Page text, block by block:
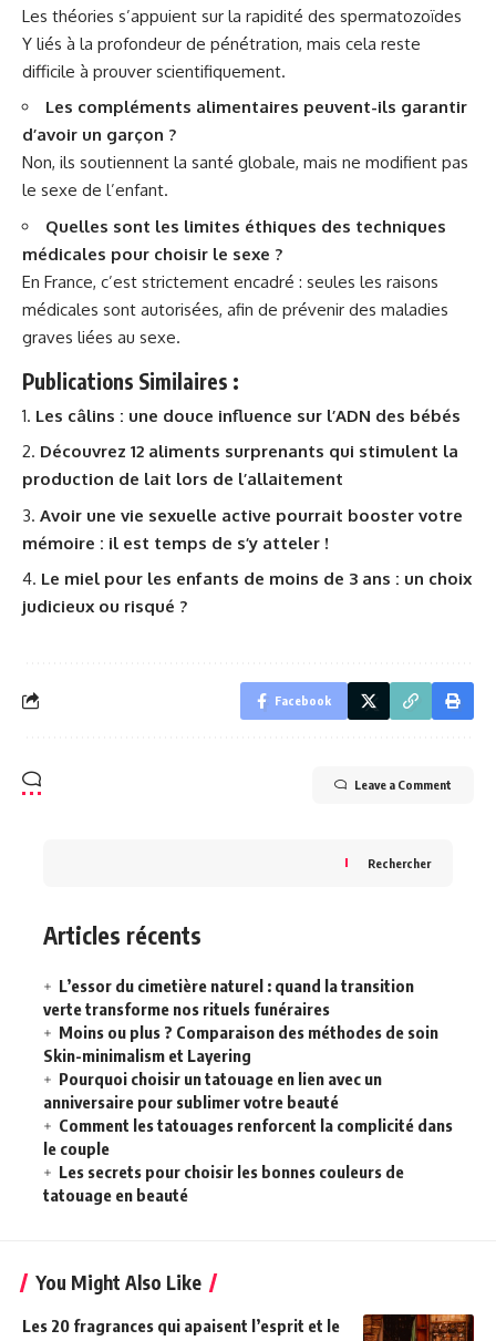
Les théories s’appuient sur la rapidité des spermatozoïdes
Y liés à la profondeur de pénétration, mais cela reste
difficile à prouver scientifiquement.
Les compléments alimentaires peuvent-ils garantir
d’avoir un garçon ?
Non, ils soutiennent la santé globale, mais ne modifient pas
le sexe de l’enfant.
Quelles sont les limites éthiques des techniques
médicales pour choisir le sexe ?
En France, c’est strictement encadré : seules les raisons
médicales sont autorisées, afin de prévenir des maladies
graves liées au sexe.
Publications Similaires :
Les câlins : une douce influence sur l’ADN des bébés
Découvrez 12 aliments surprenants qui stimulent la
production de lait lors de l’allaitement
Avoir une vie sexuelle active pourrait booster votre
mémoire : il est temps de s’y atteler !
Le miel pour les enfants de moins de 3 ans : un choix
judicieux ou risqué ?
Facebook
Leave a Comment
Rechercher
Articles récents
L’essor du cimetière naturel : quand la transition
verte transforme nos rituels funéraires
Moins ou plus ? Comparaison des méthodes de soin
Skin-minimalism et Layering
Pourquoi choisir un tatouage en lien avec un
anniversaire pour sublimer votre beauté
Comment les tatouages renforcent la complicité dans
le couple
Les secrets pour choisir les bonnes couleurs de
tatouage en beauté
You Might Also Like
Les 20 fragrances qui apaisent l’esprit et le